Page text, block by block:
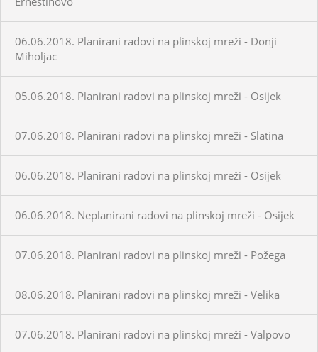
06.06.2018. Planirani radovi na plinskoj mreži - Donji
Miholjac
05.06.2018. Planirani radovi na plinskoj mreži - Osijek
07.06.2018. Planirani radovi na plinskoj mreži - Slatina
06.06.2018. Planirani radovi na plinskoj mreži - Osijek
06.06.2018. Neplanirani radovi na plinskoj mreži - Osijek
07.06.2018. Planirani radovi na plinskoj mreži - Požega
08.06.2018. Planirani radovi na plinskoj mreži - Velika
07.06.2018. Planirani radovi na plinskoj mreži - Valpovo